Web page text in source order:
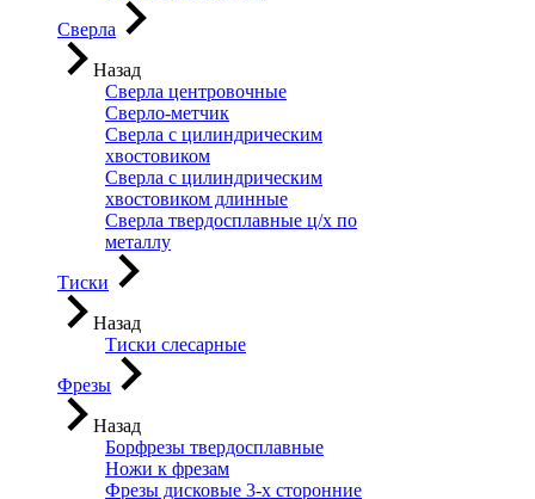
Сверла
Назад
Сверла центровочные
Сверло-метчик
Сверла с цилиндрическим
хвостовиком
Сверла с цилиндрическим
хвостовиком длинные
Сверла твердосплавные ц/х по
металлу
Тиски
Назад
Тиски слесарные
Фрезы
Назад
Борфрезы твердосплавные
Ножи к фрезам
Фрезы дисковые 3-х сторонние